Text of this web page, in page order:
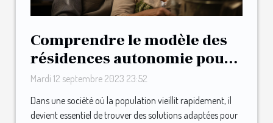
Comprendre le modèle des
résidences autonomie pour
les personnes âgées
Mardi 12 septembre 2023 23:52
Dans une société où la population vieillit rapidement, il
devient essentiel de trouver des solutions adaptées pour